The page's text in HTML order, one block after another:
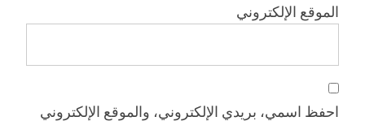
الموقع الإلكتروني
احفظ اسمي، بريدي الإلكتروني، والموقع الإلكتروني